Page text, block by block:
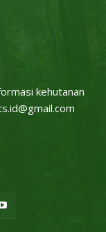
kehutanan